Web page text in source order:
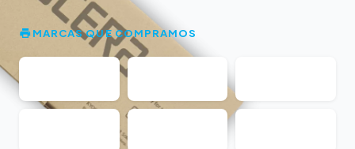
MARCAS QUE COMPRAMOS